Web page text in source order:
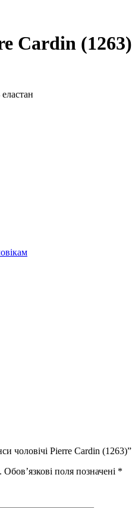
Cardin (1263)
чоловічі Pierre Cardin (1263)”
Обов’язкові поля позначені *